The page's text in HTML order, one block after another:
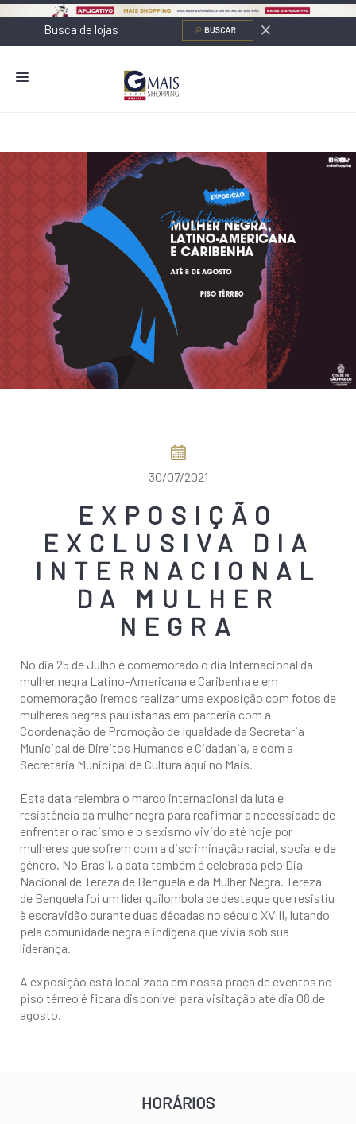
CONTATO
NOVOS NEGÓCIOS
O SHOPPING
SERVIÇOS
SHOPPINGS DA GAZIT
COMO CHEGAR
30/07/2021
EXPOSIÇÃO
EXCLUSIVA DIA
INTERNACIONAL
DA MULHER
NEGRA
No dia 25 de Julho é comemorado o dia Internacional da
mulher negra Latino-Americana e Caribenha e em
comemoração iremos realizar uma exposição com fotos de
mulheres negras paulistanas em parceria com a
Coordenação de Promoção de Igualdade da Secretaria
Municipal de Direitos Humanos e Cidadania, e com a
Secretaria Municipal de Cultura aqui no Mais.
Esta data relembra o marco internacional da luta e
resistência da mulher negra para reafirmar a necessidade de
enfrentar o racismo e o sexismo vivido até hoje por
mulheres que sofrem com a discriminação racial, social e de
gênero. No Brasil, a data também é celebrada pelo Dia
Nacional de Tereza de Benguela e da Mulher Negra. Tereza
de Benguela foi um líder quilombola de destaque que resistiu
à escravidão durante duas décadas no século XVIII, lutando
pela comunidade negra e indígena que vivia sob sua
liderança.
A exposição está localizada em nossa praça de eventos no
piso térreo é ficará disponível para visitação até dia 08 de
agosto.
HORÁRIOS